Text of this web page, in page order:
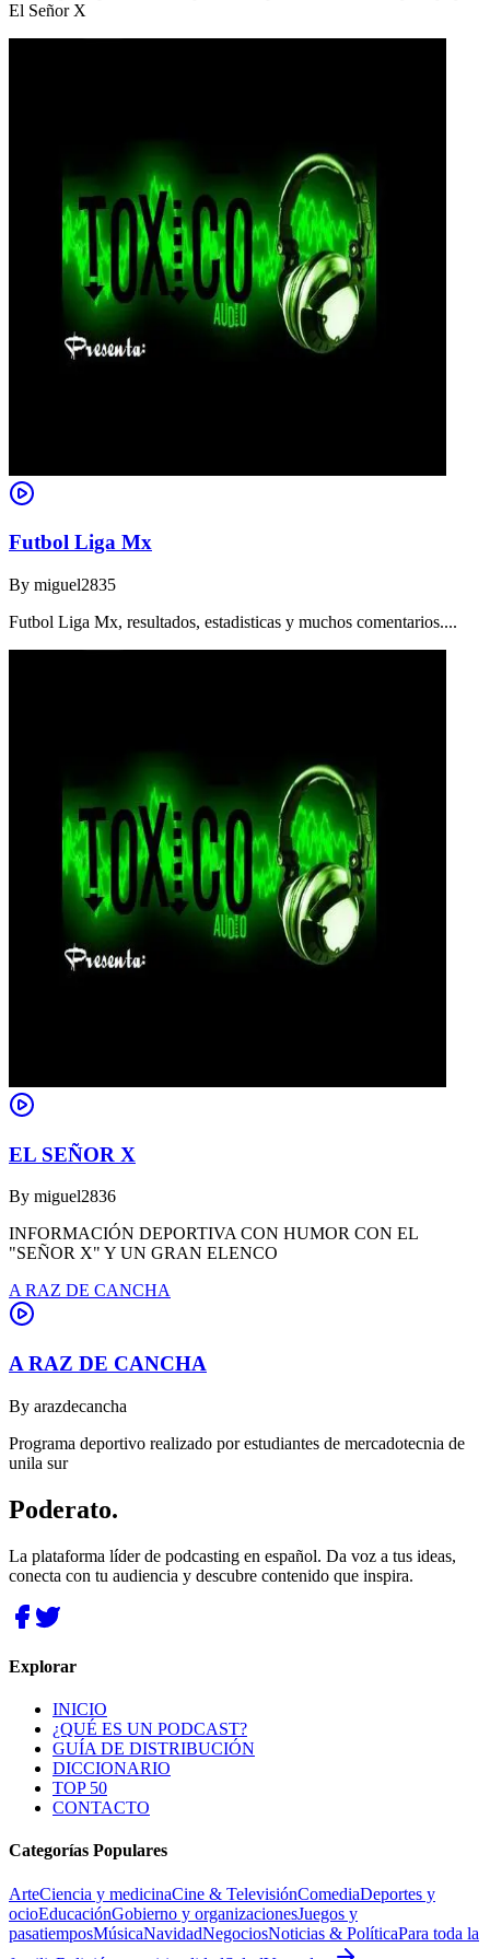
El Señor X
Futbol Liga Mx
By miguel2835
Futbol Liga Mx, resultados, estadisticas y muchos comentarios....
EL SEÑOR X
By miguel2836
INFORMACIÓN DEPORTIVA CON HUMOR CON EL
"SEÑOR X" Y UN GRAN ELENCO
A RAZ DE CANCHA
A RAZ DE CANCHA
By arazdecancha
Programa deportivo realizado por estudiantes de mercadotecnia de
unila sur
Poderato.
La plataforma líder de podcasting en español. Da voz a tus ideas,
conecta con tu audiencia y descubre contenido que inspira.
Explorar
INICIO
¿QUÉ ES UN PODCAST?
GUÍA DE DISTRIBUCIÓN
DICCIONARIO
TOP 50
CONTACTO
Categorías Populares
ArteCiencia y medicinaCine & TelevisiónComediaDeportes y
ocioEducaciónGobierno y organizacionesJuegos y
pasatiemposMúsicaNavidadNegociosNoticias & PolíticaPara toda la